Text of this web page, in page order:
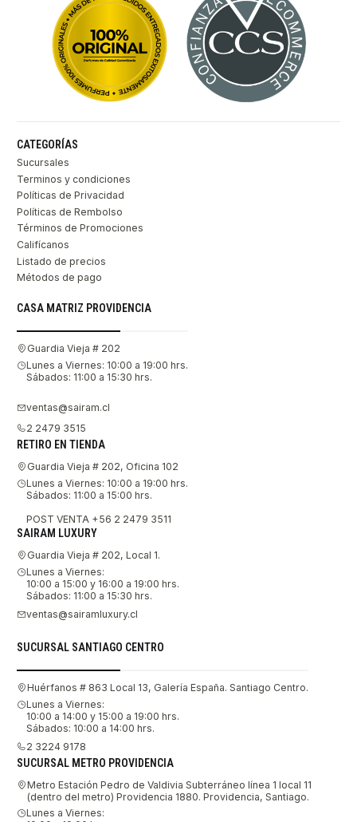
CATEGORÍAS
Sucursales
Terminos y condiciones
Políticas de Privacidad
Políticas de Rembolso
Términos de Promociones
Califícanos
Listado de precios
Métodos de pago
CASA MATRIZ PROVIDENCIA
Guardia Vieja # 202
Lunes a Viernes: 10:00 a 19:00 hrs.
Sábados: 11:00 a 15:30 hrs.
ventas@sairam.cl
2 2479 3515
RETIRO EN TIENDA
Guardia Vieja # 202, Oficina 102
Lunes a Viernes: 10:00 a 19:00 hrs.
Sábados: 11:00 a 15:00 hrs.
POST VENTA +56 2 2479 3511
SAIRAM LUXURY
Guardia Vieja # 202, Local 1.
Lunes a Viernes:
10:00 a 15:00 y 16:00 a 19:00 hrs.
Sábados: 11:00 a 15:30 hrs.
ventas@sairamluxury.cl
SUCURSAL SANTIAGO CENTRO
Huérfanos # 863 Local 13, Galería España. Santiago Centro.
Lunes a Viernes:
10:00 a 14:00 y 15:00 a 19:00 hrs.
Sábados: 10:00 a 14:00 hrs.
2 3224 9178
SUCURSAL METRO PROVIDENCIA
Metro Estación Pedro de Valdivia Subterráneo línea 1 local 11
(dentro del metro) Providencia 1880. Providencia, Santiago.
Lunes a Viernes: